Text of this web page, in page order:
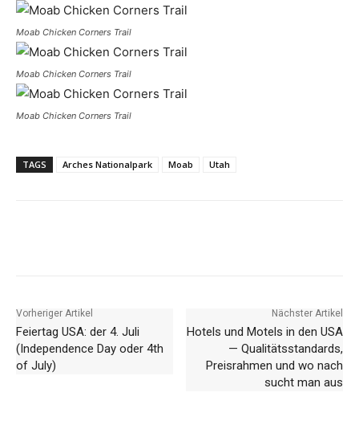
Moab Chicken Corners Trail
Moab Chicken Corners Trail
Moab Chicken Corners Trail
TAGS Arches Nationalpark Moab Utah
Vorheriger Artikel
Feiertag USA: der 4. Juli
(Independence Day oder 4th
of July)
Nächster Artikel
Hotels und Motels in den USA
— Qualitätsstandards,
Preisrahmen und wo nach
sucht man aus